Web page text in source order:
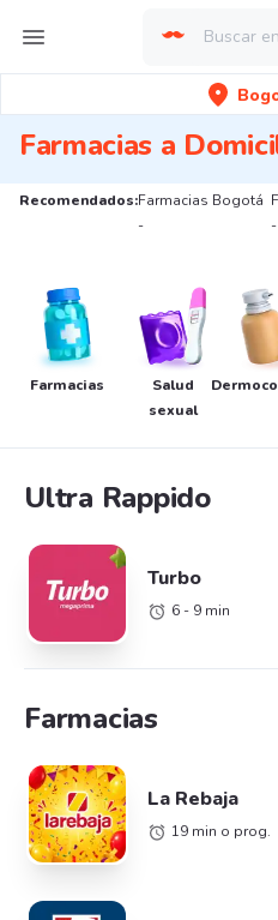
Farmacias a
Recomendados:Farmacias Bogotá
-
-
Farmacias
Salud
sexual
Ultra Rappido
Turbo
6 - 9 min
Farmacias
La Rebaja
19 min o prog.